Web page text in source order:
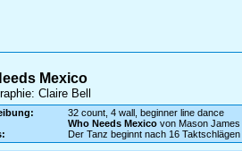
Mexico
Claire Bell
32 count, 4 wall, beginner line dance
Who Needs Mexico von Mason James
Der Tanz beginnt nach 16